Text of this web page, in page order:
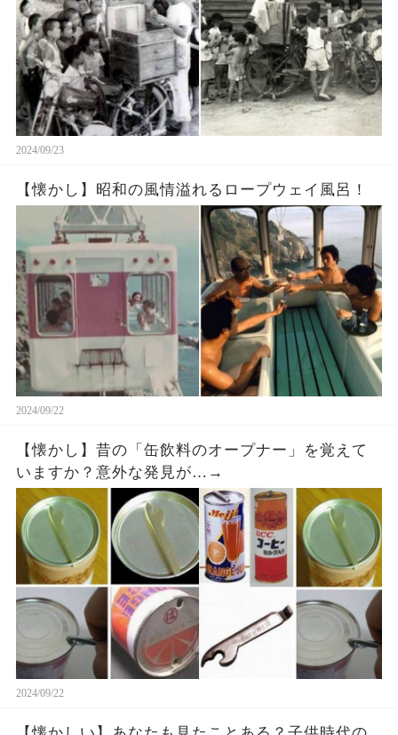
2024/09/23
【懐かし】昭和の風情溢れるロープウェイ風呂！
2024/09/22
【懐かし】昔の「缶飲料のオープナー」を覚えて
いますか？意外な発見が…→
2024/09/22